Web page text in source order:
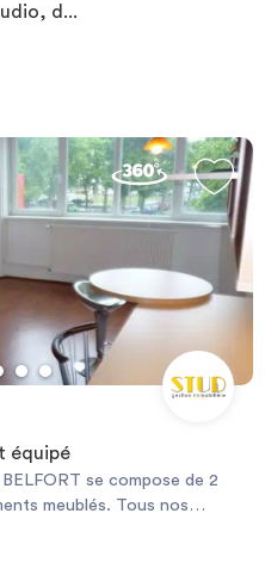
d...
équipé
se compose de 2
meublés. Tous nos
module bureau,
réfrigérateur, téléviseur,